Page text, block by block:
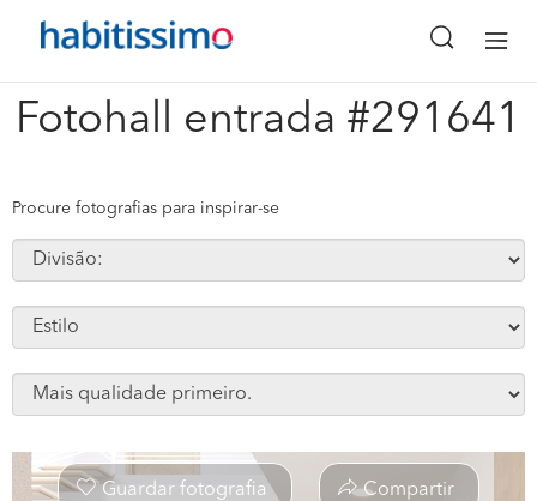
Fotohall entrada #291641
x
Procure fotografias para inspirar-se
Guardar fotografia Compartir